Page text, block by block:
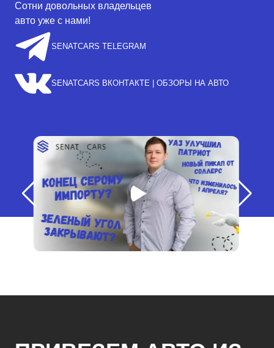
Сотни довольных владельцев
авто уже с нами!
SENATCARS TELEGRAM
SENATCARS ВКОНТАКТЕ | ОБЗОРЫ НА АВТО